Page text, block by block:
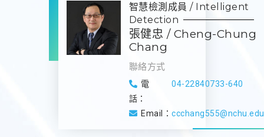
智慧檢測成員 / Intelligent
Detection
張健忠 / Cheng-Chung
Chang
聯絡方式
電
話：
04-22840733-640
Email：